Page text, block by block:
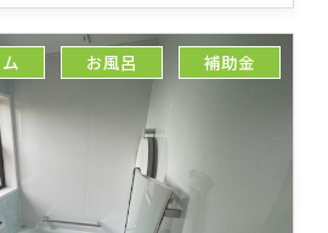
お風呂 補助金